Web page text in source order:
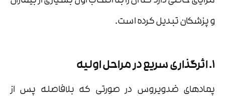
و پزشکان تبدیل کرده است.
1. اثرگذاری سریع در مراحل اولیه
پمادهای ضدویروس در صورتی که بلافاصله پس از